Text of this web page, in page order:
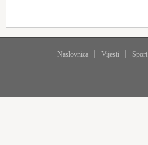
Naslovnica Vijesti Sport